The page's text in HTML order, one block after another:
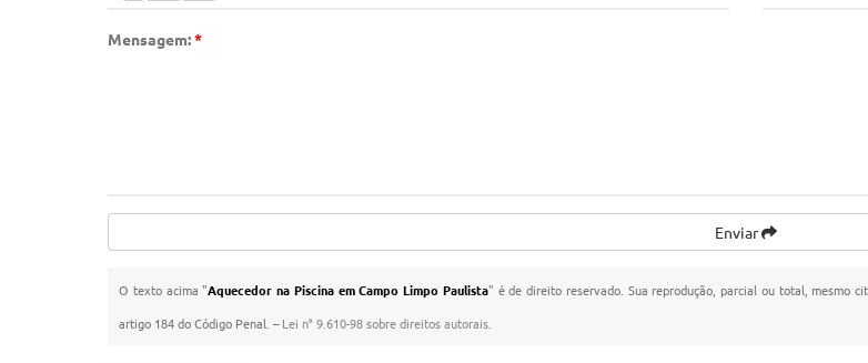
Mensagem:*
Enviar
O texto acima "Aquecedor na Piscina em Campo Limpo Paulista" é de direito reservado. Sua reprodução, parcial ou total, mesmo
artigo 184 do Código Penal. –Lei n° 9.610-98 sobre direitos autorais